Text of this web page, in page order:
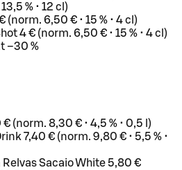
% • 12 cl)
(norm. 6,50 € • 15 % • 4 cl)
4 € (norm. 6,50 € • 15 % • 4 cl)
–30 %
(norm. 8,30 € • 4,5 % • 0,5 l)
7,40 € (norm. 9,80 € • 5,5 % •
Sacaio White 5,80 €